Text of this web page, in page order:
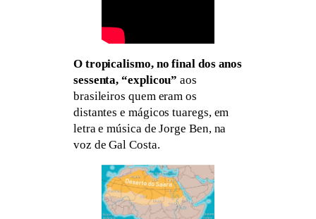
O tropicalismo, no final dos anos
sessenta, “explicou” aos
brasileiros quem eram os
distantes e mágicos tuaregs, em
letra e música de Jorge Ben, na
voz de Gal Costa.